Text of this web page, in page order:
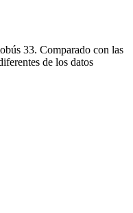
33. Comparado con las
de los datos